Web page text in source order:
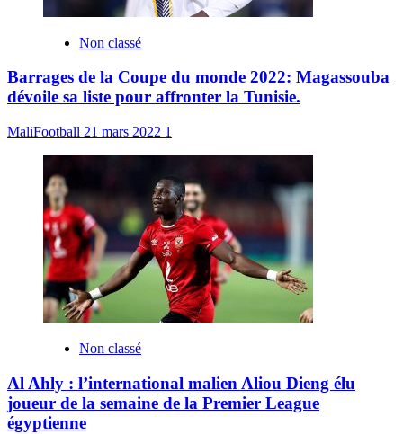
Non classé
Barrages de la Coupe du monde 2022: Magassouba
dévoile sa liste pour affronter la Tunisie.
MaliFootball 21 mars 2022 1
Non classé
Al Ahly : l’international malien Aliou Dieng élu
joueur de la semaine de la Premier League
égyptienne